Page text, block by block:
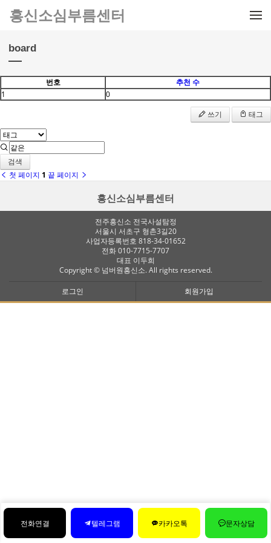
메뉴 건너뛰기
흥신소심부름센터
board
번호
추천 수
1
0
쓰기
태그
검색
첫 페이지 1 끝 페이지
흥신소심부름센터
전주흥신소 전국사설탐정
서울시 서초구 형촌3길20
사업자등록번호 818-34-01652
전화 010-7715-7707
대표 이두희
Copyright © 넘버원흥신소. All rights reserved.
로그인 회원가입
전화연결 텔레그램 카카오톡 문자상담